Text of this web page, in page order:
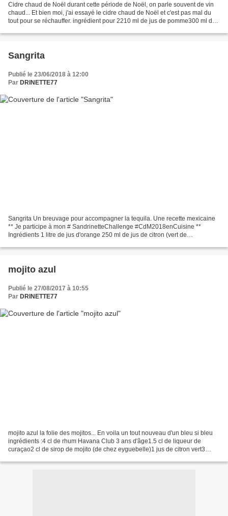
Cidre chaud de Noël durant cette période de Noël, on parle souvent de vin
chaud... Et bien moi, j'ai essayé le cidre chaud de Noël et c'est pas mal du
tout pour se réchauffer. ingrédient pour 2210 ml de jus de pomme300 ml de
Sangrita
Publié le 23/06/2018 à 12:00
Par DRINETTE77
Sangrita Un breuvage pour accompagner la tequila. Une recette mexicaine
** Je participe à mon # SandrinetteChallenge #CdM2018enCuisine **
Ingrédients 1 litre de jus d'orange 250 ml de jus de citron (vert de
mojito azul
Publié le 27/08/2017 à 10:55
Par DRINETTE77
mojito azul la folie des mojitos... En voila un tout nouveau d'un bleu si bleu
ingrédients :4 cl de rhum Havana Club 3 ans d'âge1.5 cl de liqueur de
curaçao2 cl de sirop de mojito (de chez eyguebelle)1 jus de citron vert3